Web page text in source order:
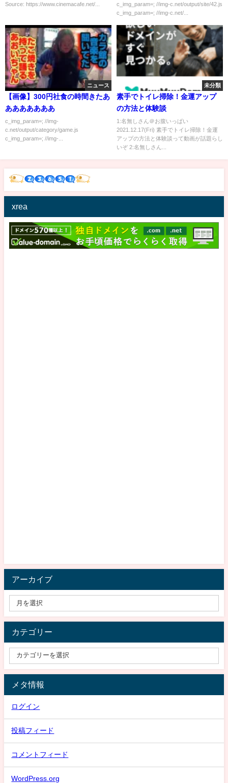
信を持って本番を迎えたい」
Source: https://www.cinemacafe.net/...
c_img_param=; //img-c.net/output/site/42.js
c_img_param=; //img-c.net/...
ニュース
【画像】300円社食の時間きたあ
あああああああ
c_img_param=; //img-
c.net/output/category/game.js
c_img_param=; //img-...
未分類
素手でトイレ掃除！金運アップ
の方法と体験談
1:名無しさん＠お腹いっぱい
2021.12.17(Fri) 素手でトイレ掃除！金運
アップの方法と体験談って動画が話題らし
いぞ 2:名無しさん...
xrea
アーカイブ
カテゴリー
メタ情報
ログイン
投稿フィード
コメントフィード
WordPress.org